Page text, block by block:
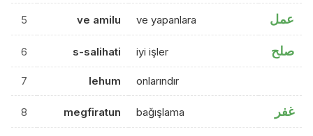
5 ve amilu ve yapanlara عمل
6 s-salihati iyi işler صلح
7 lehum onlarındır
8 megfiratun bağışlama غفر